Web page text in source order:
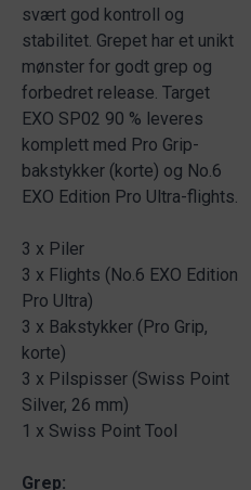
svært god kontroll og
stabilitet. Grepet har et unikt
mønster for godt grep og
forbedret release. Target
EXO SP02 90 % leveres
komplett med Pro Grip-
bakstykker (korte) og No.6
EXO Edition Pro Ultra-flights.
3 x Piler
3 x Flights (No.6 EXO Edition
Pro Ultra)
3 x Bakstykker (Pro Grip,
korte)
3 x Pilspisser (Swiss Point
Silver, 26 mm)
1 x Swiss Point Tool
Grep: